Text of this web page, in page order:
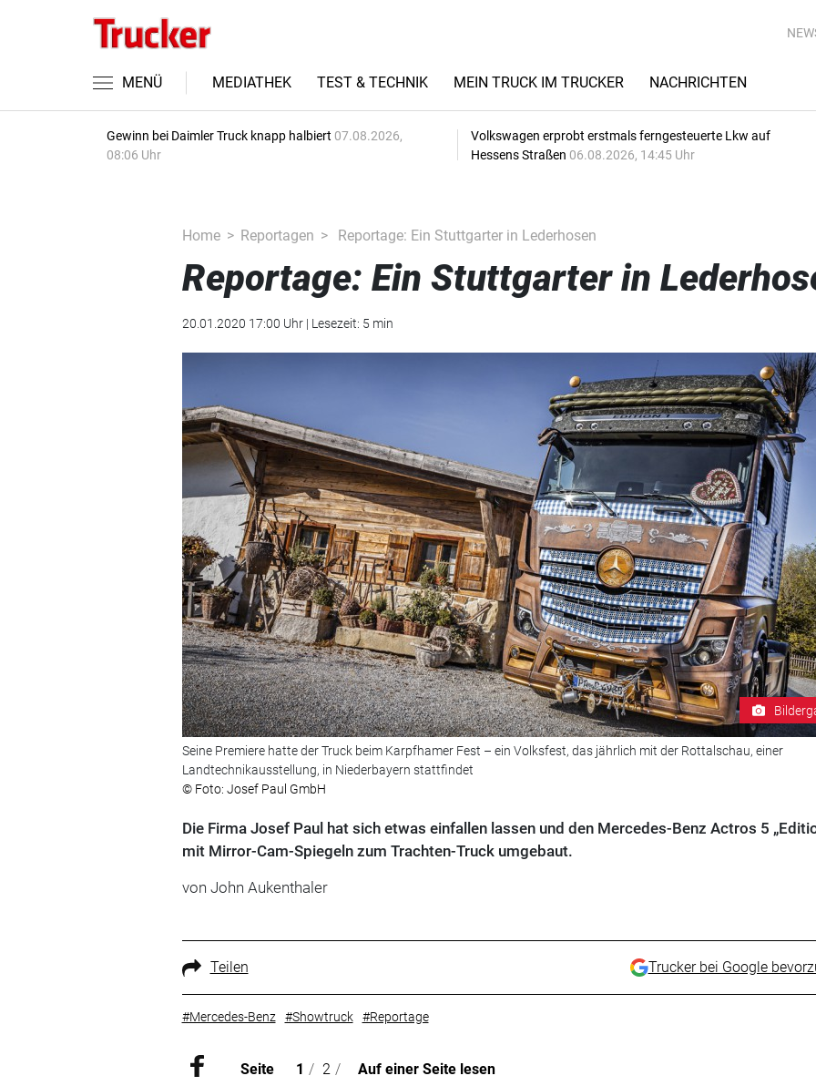
MENÜ MEDIATHEK TEST & TECHNIK MEIN TRUCK IM TRUCKER NACHRICHTEN
Gewinn bei Daimler Truck knapp halbiert 07.08.2026,
08:06 Uhr
Volkswagen erprobt erstmals ferngesteuerte Lkw auf
Hessens Straßen 06.08.2026, 14:45 Uhr
Home Reportagen Reportage: Ein Stuttgarter in Lederhosen
Reportage: Ein Stuttgarter in
20.01.2020 17:00 Uhr | Lesezeit: 5 min
Seine Premiere hatte der Truck beim Karpfhamer Fest – ein Volksfest, das jährlich mit der Rottalschau, einer
Landtechnikausstellung, in Niederbayern stattfindet
© Foto: Josef Paul GmbH
Die Firma Josef Paul hat sich etwas einfallen lassen und den Mercedes-Benz Actros 5
mit Mirror-Cam-Spiegeln zum Trachten-Truck umgebaut.
von John Aukenthaler
Teilen Trucker bei Google
#Mercedes-Benz #Showtruck #Reportage
Seite 1 / 2 / Auf einer Seite lesen